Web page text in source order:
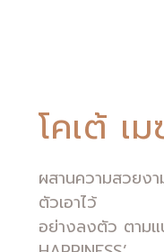
โคเต้ เ
ผสานความสวยง
ตัวเอาไว้
อย่างลงตัว ตามแ